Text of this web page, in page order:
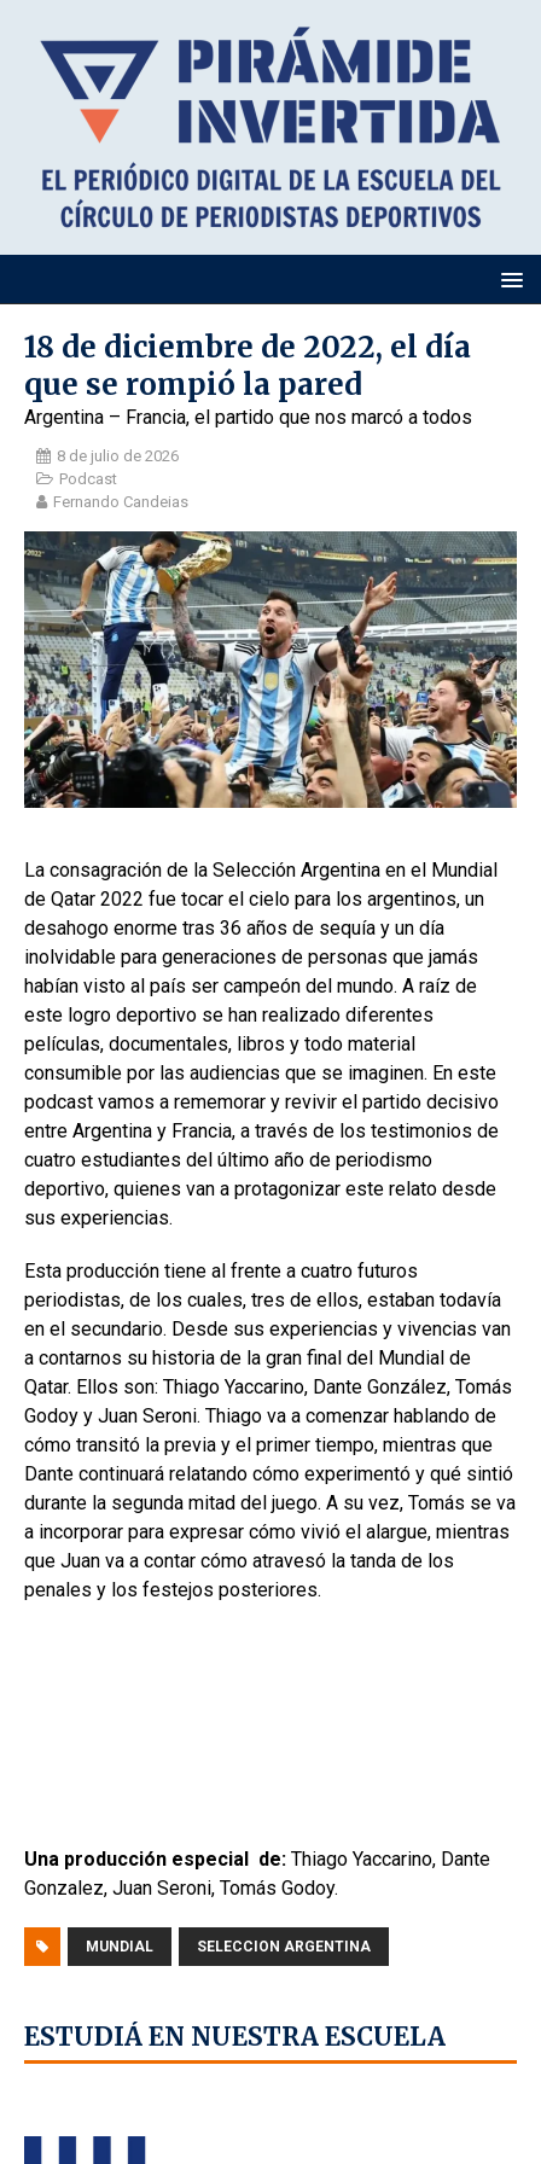
18 de diciembre de 2022, el día
que se rompió la pared
Argentina – Francia, el partido que nos marcó a todos
8 de julio de 2026
Podcast
Fernando Candeias
La consagración de la Selección Argentina en el Mundial
de Qatar 2022 fue tocar el cielo para los argentinos, un
desahogo enorme tras 36 años de sequía y un día
inolvidable para generaciones de personas que jamás
habían visto al país ser campeón del mundo. A raíz de
este logro deportivo se han realizado diferentes
películas, documentales, libros y todo material
consumible por las audiencias que se imaginen. En este
podcast vamos a rememorar y revivir el partido decisivo
entre Argentina y Francia, a través de los testimonios de
cuatro estudiantes del último año de periodismo
deportivo, quienes van a protagonizar este relato desde
sus experiencias.
Esta producción tiene al frente a cuatro futuros
periodistas, de los cuales, tres de ellos, estaban todavía
en el secundario. Desde sus experiencias y vivencias van
a contarnos su historia de la gran final del Mundial de
Qatar. Ellos son: Thiago Yaccarino, Dante González, Tomás
Godoy y Juan Seroni. Thiago va a comenzar hablando de
cómo transitó la previa y el primer tiempo, mientras que
Dante continuará relatando cómo experimentó y qué sintió
durante la segunda mitad del juego. A su vez, Tomás se va
a incorporar para expresar cómo vivió el alargue, mientras
que Juan va a contar cómo atravesó la tanda de los
penales y los festejos posteriores.
Una producción especial de: Thiago Yaccarino, Dante
Gonzalez, Juan Seroni, Tomás Godoy.
MUNDIAL SELECCION ARGENTINA
ESTUDIÁ EN NUESTRA ESCUELA